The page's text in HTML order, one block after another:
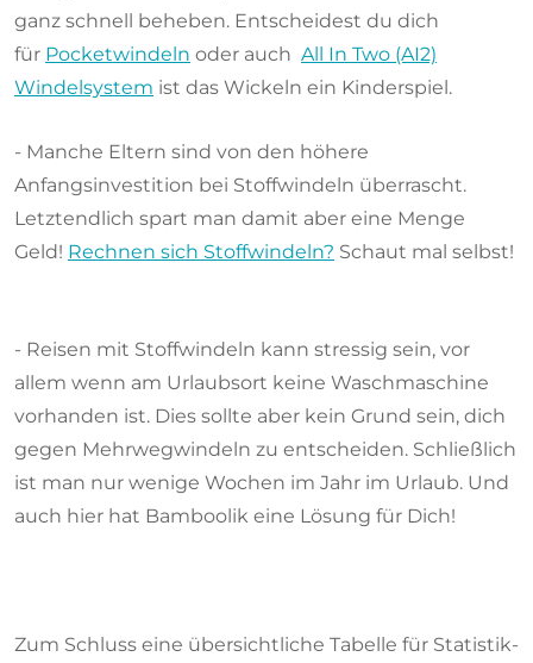
ganz schnell beheben. Entscheidest du dich
für Pocketwindeln oder auch All In Two (AI2)
Windelsystem ist das Wickeln ein Kinderspiel.
- Manche Eltern sind von den höhere
Anfangsinvestition bei Stoffwindeln überrascht.
Letztendlich spart man damit aber eine Menge
Geld! Rechnen sich Stoffwindeln? Schaut mal selbst!
- Reisen mit Stoffwindeln kann stressig sein, vor
allem wenn am Urlaubsort keine Waschmaschine
vorhanden ist. Dies sollte aber kein Grund sein, dich
gegen Mehrwegwindeln zu entscheiden. Schließlich
ist man nur wenige Wochen im Jahr im Urlaub. Und
auch hier hat Bamboolik eine Lösung für Dich!
Zum Schluss eine übersichtliche Tabelle für Statistik-